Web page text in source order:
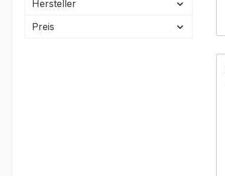
Hersteller
Preis